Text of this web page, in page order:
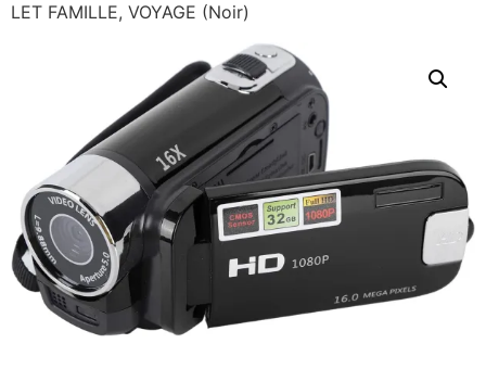
LET FAMILLE, VOYAGE (Noir)